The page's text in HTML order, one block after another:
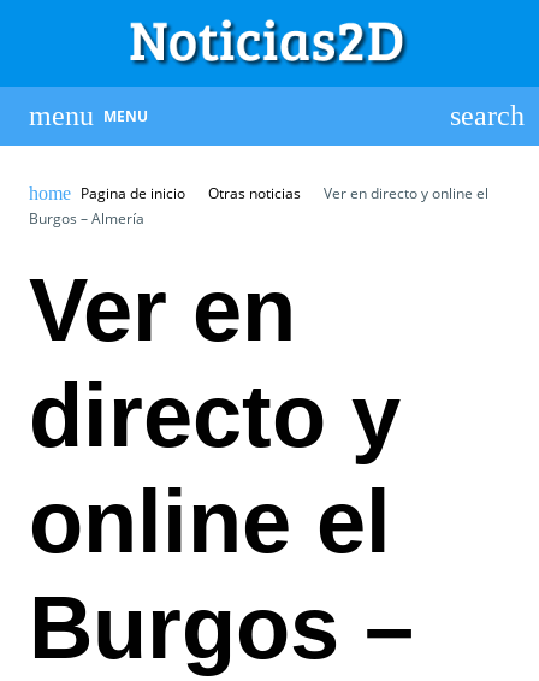
MENU
Pagina de inicio Otras noticias
Ver en directo y online el
Burgos – Almería
Ver en
directo y
online el
Burgos –